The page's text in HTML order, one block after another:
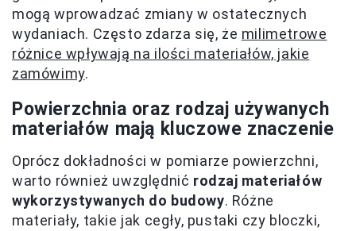
mogą wprowadzać zmiany w ostatecznych
wydaniach. Często zdarza się, że milimetrowe
różnice wpływają na ilości materiałów, jakie
zamówimy.
Powierzchnia oraz rodzaj używanych
materiałów mają kluczowe znaczenie
Oprócz dokładności w pomiarze powierzchni,
warto również uwzględnić rodzaj materiałów
wykorzystywanych do budowy. Różne
materiały, takie jak cegły, pustaki czy bloczki,